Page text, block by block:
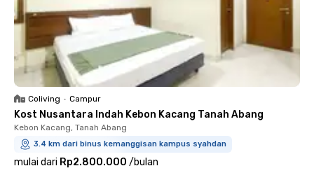
Coliving • Campur
Kost Nusantara Indah Kebon Kacang Tanah Abang
Kebon Kacang, Tanah Abang
3.4 km dari binus kemanggisan kampus syahdan
mulai dari Rp2.800.000 /bulan